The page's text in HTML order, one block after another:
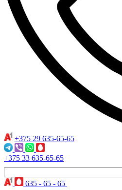
+375 29 635-65-65
+375 33 635-65-65
635 - 65 - 65